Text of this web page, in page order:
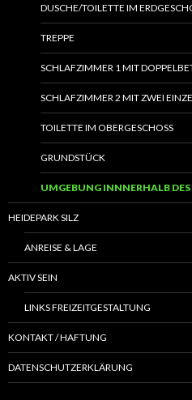
DUSCHE/TOILETTE IM
TREPPE
SCHLAFZIMMER 1 MIT
SCHLAFZIMMER 2 MIT ZWEI
TOILETTE IM OBERGESCHOSS
GRUNDSTÜCK
UMGEBUNG INNNERHALB DES
HEIDEPARK SILZ
ANREISE & LAGE
AKTIV SEIN
LINKS FREIZEITGESTALTUNG
KONTAKT / HAFTUNG
DATENSCHUTZERKLÄRUNG